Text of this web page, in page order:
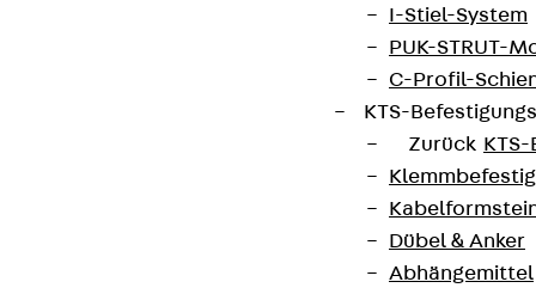
I-Stiel-System
PUK-STRUT-
C-Profil-
KTS-
Zurück
Dübel & Anker
Abhängemittel